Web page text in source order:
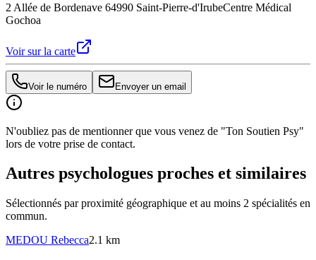
2 Allée de Bordenave 64990 Saint-Pierre-d'IrubeCentre Médical
Gochoa
Voir sur la carte
Voir le numéro Envoyer un email
N'oubliez pas de mentionner que vous venez de "Ton Soutien Psy"
lors de votre prise de contact.
Autres psychologues proches et similaires
Sélectionnés par proximité géographique et au moins 2 spécialités en
commun.
MEDOU Rebecca2.1 km